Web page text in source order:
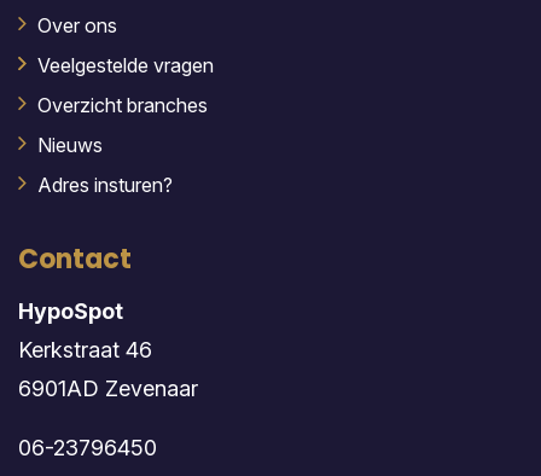
Over ons
Veelgestelde vragen
Overzicht branches
Nieuws
Adres insturen?
Contact
HypoSpot
Kerkstraat 46
6901AD Zevenaar
06-23796450